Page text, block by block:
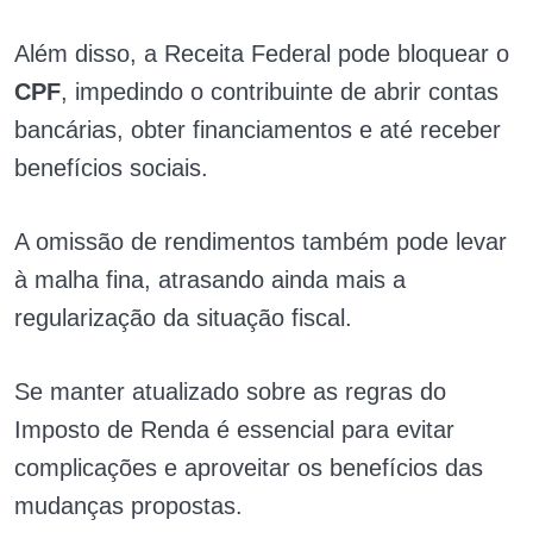
Além disso, a Receita Federal pode bloquear o
CPF, impedindo o contribuinte de abrir contas
bancárias, obter financiamentos e até receber
benefícios sociais.
A omissão de rendimentos também pode levar
à malha fina, atrasando ainda mais a
regularização da situação fiscal.
Se manter atualizado sobre as regras do
Imposto de Renda é essencial para evitar
complicações e aproveitar os benefícios das
mudanças propostas.